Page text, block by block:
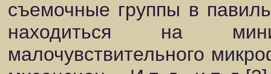
съемочные группы в
находиться на
малочувствительного